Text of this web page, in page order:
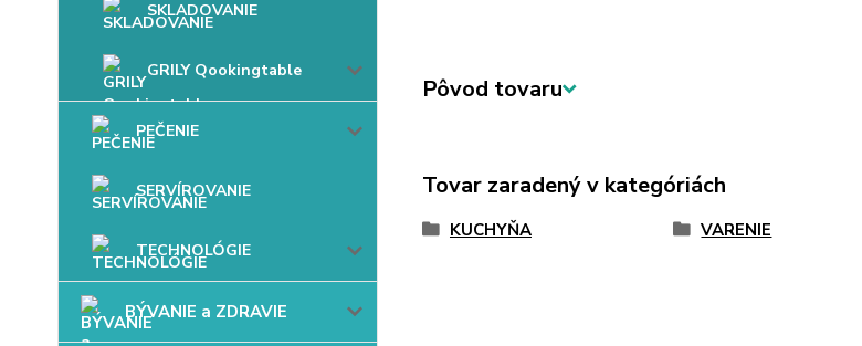
SKLADOVANIE
GRILY Qookingtable
PEČENIE
SERVÍROVANIE
TECHNOLÓGIE
BÝVANIE a ZDRAVIE
Pôvod tovaru
Tovar zaradený v kategóriách
KUCHYŇA VARENIE